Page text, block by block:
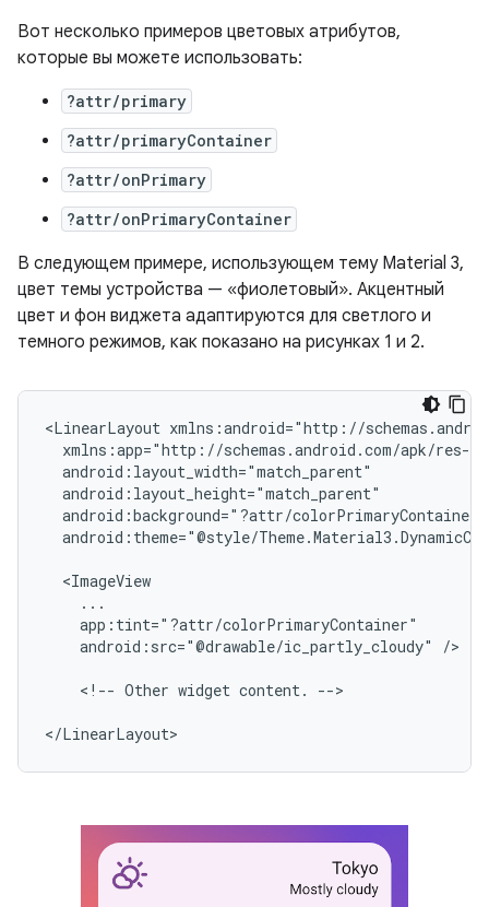
Вот несколько примеров цветовых атрибутов,
которые вы можете использовать:
?attr/primary
?attr/primaryContainer
?attr/onPrimary
?attr/onPrimaryContainer
В следующем примере, использующем тему Material 3,
цвет темы устройства — «фиолетовый». Акцентный
цвет и фон виджета адаптируются для светлого и
темного режимов, как показано на рисунках 1 и 2.
<LinearLayout
android:theme="@style/
android:src="@drawable/ic_partly_cloudy"
/>
<!-- Other widget content. -->